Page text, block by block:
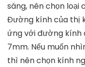
sáng, nên chọn loại
Đường kính của thị
ứng với đường kính
7mm. Nếu muốn
thì nên chọn kính